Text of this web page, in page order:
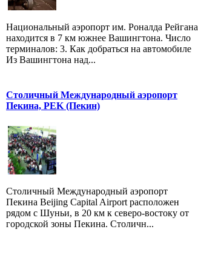
Национальный аэропорт им. Роналда Рейгана
находится в 7 км южнее Вашингтона. Число
терминалов: 3. Как добраться на автомобиле
Из Вашингтона над...
Столичный Международный аэропорт
Пекина, PEK (Пекин)
Столичный Международный аэропорт
Пекина Beijing Capital Airport расположен
рядом с Шуньи, в 20 км к северо-востоку от
городской зоны Пекина. Столичн...